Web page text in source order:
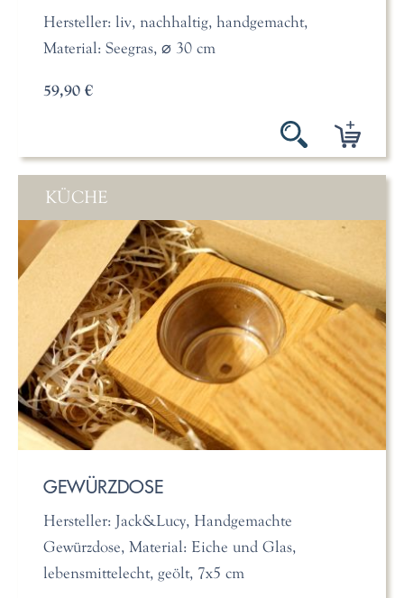
Hersteller: liv, nachhaltig, handgemacht,
Material: Seegras, ⌀ 30 cm
59,90 €
KÜCHE
GEWÜRZDOSE
Hersteller: Jack&Lucy, Handgemachte
Gewürzdose, Material: Eiche und Glas,
lebensmittelecht, geölt, 7x5 cm